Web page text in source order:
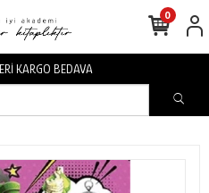
3000 TL VE ÜZERİ KARGO BEDAVA
0